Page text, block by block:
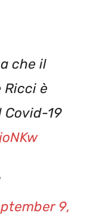
che il
Ricci è
19
9,